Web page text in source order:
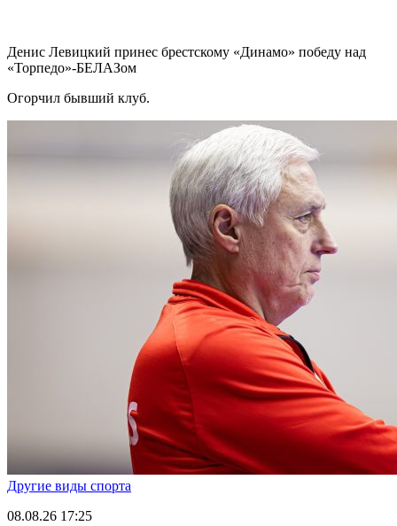
Денис Левицкий принес брестскому «Динамо» победу над
«Торпедо»-БЕЛАЗом
Огорчил бывший клуб.
Другие виды спорта
08.08.26 17:25